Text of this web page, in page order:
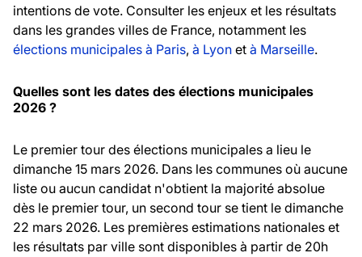
intentions de vote. Consulter les enjeux et les résultats
dans les grandes villes de France, notamment les
élections municipales à Paris, à Lyon et à Marseille.
Quelles sont les dates des élections municipales
2026 ?
Le premier tour des élections municipales a lieu le
dimanche 15 mars 2026. Dans les communes où aucune
liste ou aucun candidat n'obtient la majorité absolue
dès le premier tour, un second tour se tient le dimanche
22 mars 2026. Les premières estimations nationales et
les résultats par ville sont disponibles à partir de 20h